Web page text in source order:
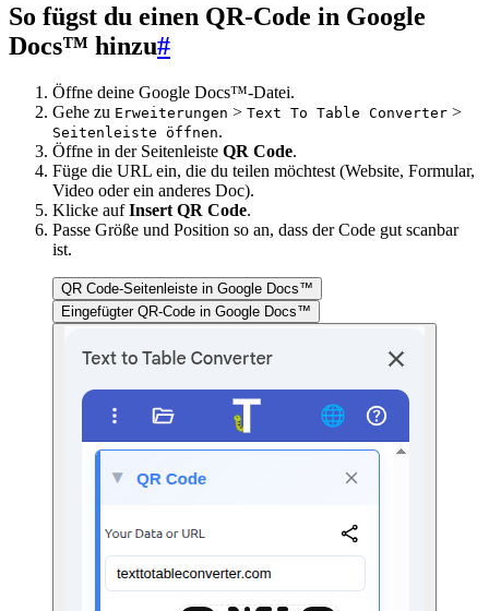
So fügst du einen QR-Code in Google
Docs™ hinzu#
Öffne deine Google Docs™-Datei.
Gehe zu Erweiterungen > Text To Table Converter >
Seitenleiste öffnen.
Öffne in der Seitenleiste QR Code.
Füge die URL ein, die du teilen möchtest (Website, Formular,
Video oder ein anderes Doc).
Klicke aufInsert QR Code.
Passe Größe und Position so an, dass der Code gut scanbar
ist.
QR Code-Seitenleiste in Google Docs™
Eingefügter QR-Code in Google Docs™